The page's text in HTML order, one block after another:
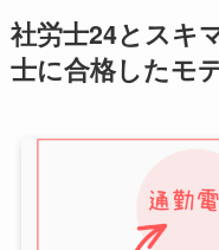
社労士24とスキ
士に合格したモ